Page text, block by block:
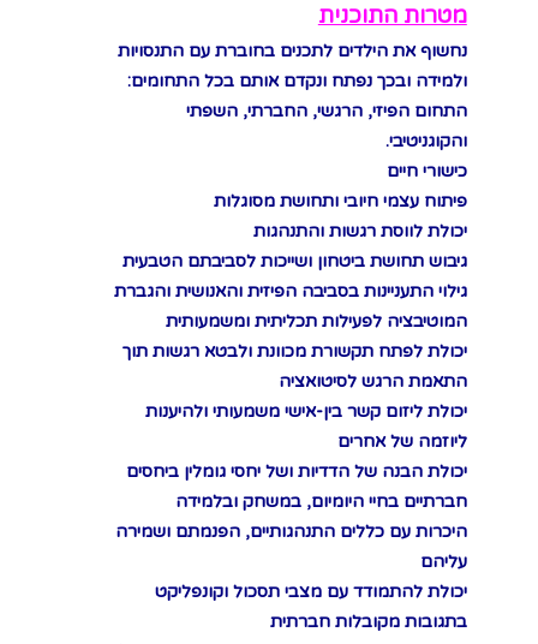
מטרות התוכנית
נחשוף את הילדים לתכנים בחוברת עם התנסויות
ולמידה ובכך נפתח ונקדם אותם בכל התחומים:
התחום הפיזי, הרגשי, החברתי, השפתי
והקוגניטיבי.
כישורי חיים
פיתוח עצמי חיובי ותחושת מסוגלות
יכולת לווסת רגשות והתנהגות
גיבוש תחושת ביטחון ושייכות לסביבתם הטבעית
גילוי התעניינות בסביבה הפיזית והאנושית והגברת
המוטיבציה לפעילות תכליתית ומשמעותית
יכולת לפתח תקשורת מכוונת ולבטא רגשות תוך
התאמת הרגש לסיטואציה
יכולת ליזום קשר בין-אישי משמעותי ולהיענות
ליוזמה של אחרים
יכולת הבנה של הדדיות ושל יחסי גומלין ביחסים
חברתיים בחיי היומיום, במשחק ובלמידה
היכרות עם כללים התנהגותיים, הפנמתם ושמירה
עליהם
יכולת להתמודד עם מצבי תסכול וקונפליקט
בתגובות מקובלות חברתית